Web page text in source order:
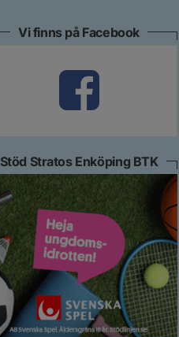
Vi finns på Facebook
Stöd Stratos Enköping BTK